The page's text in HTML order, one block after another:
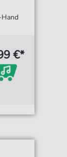
€*